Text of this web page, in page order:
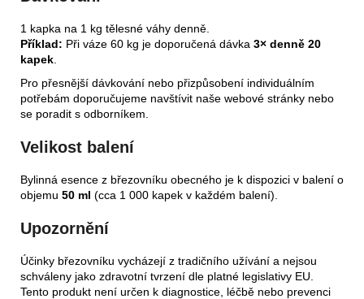
1 kapka na 1 kg tělesné váhy denně.
Příklad: Při váze 60 kg je doporučená dávka 3× denně 20
kapek
Pro přesnější dávkování nebo přizpůsobení individuálním
potřebám doporučujeme navštívit naše webové stránky nebo
se poradit s odborníkem.
Velikost balení
Bylinná esence z březovníku obecného je k dispozici v balení o
objemu 50 ml (cca 1 000 kapek v každém balení).
Upozornění
Účinky březovníku vycházejí z tradičního užívání a nejsou
schváleny jako zdravotní tvrzení dle platné legislativy EU.
Tento produkt není určen k diagnostice, léčbě nebo prevenci